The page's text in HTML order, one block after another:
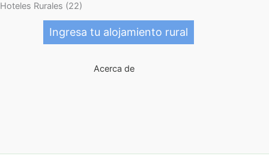
Hoteles Rurales (22)
Ingresa tu alojamiento rural
Acerca de